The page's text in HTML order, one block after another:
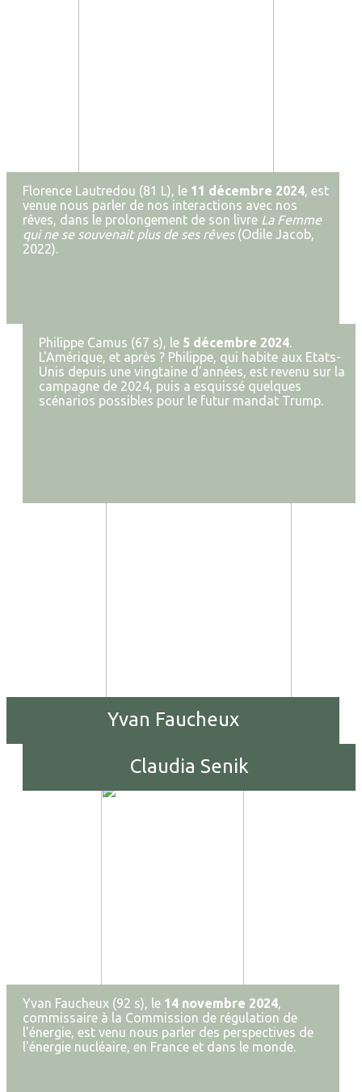
Florence Lautredou (81 L), le 11 décembre 2024, est
venue nous parler de nos interactions avec nos
rêves, dans le prolongement de son livre La Femme
qui ne se souvenait plus de ses rêves(Odile Jacob,
2022).
Philippe Camus (67 s), le 5 décembre 2024.
L'Amérique, et après ? Philippe, qui habite aux Etats-
Unis depuis une vingtaine d'années, est revenu sur la
campagne de 2024, puis a esquissé quelques
scénarios possibles pour le futur mandat Trump.
Yvan Faucheux
Claudia Senik
Yvan Faucheux (92 s), le 14 novembre 2024,
commissaire à la Commission de régulation de
l'énergie, est venu nous parler des perspectives de
l'énergie nucléaire, en France et dans le monde.